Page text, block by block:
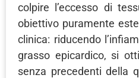
colpire l’eccesso di
obiettivo puramente
clinica: riducendo
grasso epicardico, si
senza precedenti della